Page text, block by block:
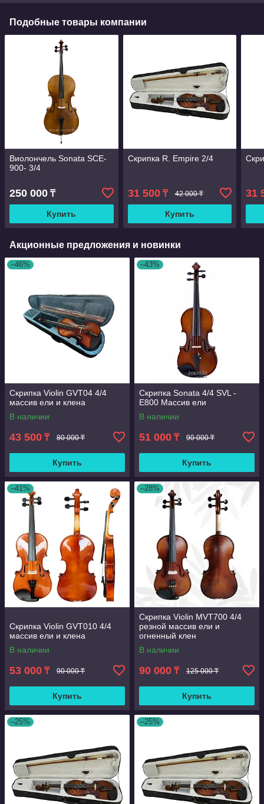
Подобные товары компании
Виолончель Sonata SCE-
900- 3/4
250 000 ₸
Купить
Скрипка R. Empire 2/4
31 500₸ 42 000 ₸
Купить
31
Акционные предложения и новинки
–46%
Скрипка Violin GVT04 4/4
массив ели и клена
В наличии
43 500 ₸ 80 000 ₸
Купить
–43%
Скрипка Sonata 4/4 SVL -
E800 Массив ели
В наличии
51 000 ₸ 90 000 ₸
Купить
–41%
Скрипка Violin GVT010 4/4
массив ели и клена
В наличии
53 000 ₸ 90 000 ₸
Купить
–28%
Скрипка Violin MVT700 4/4
резной массив ели и
огненный клен
В наличии
90 000 ₸ 125 000 ₸
Купить
–25% –25%